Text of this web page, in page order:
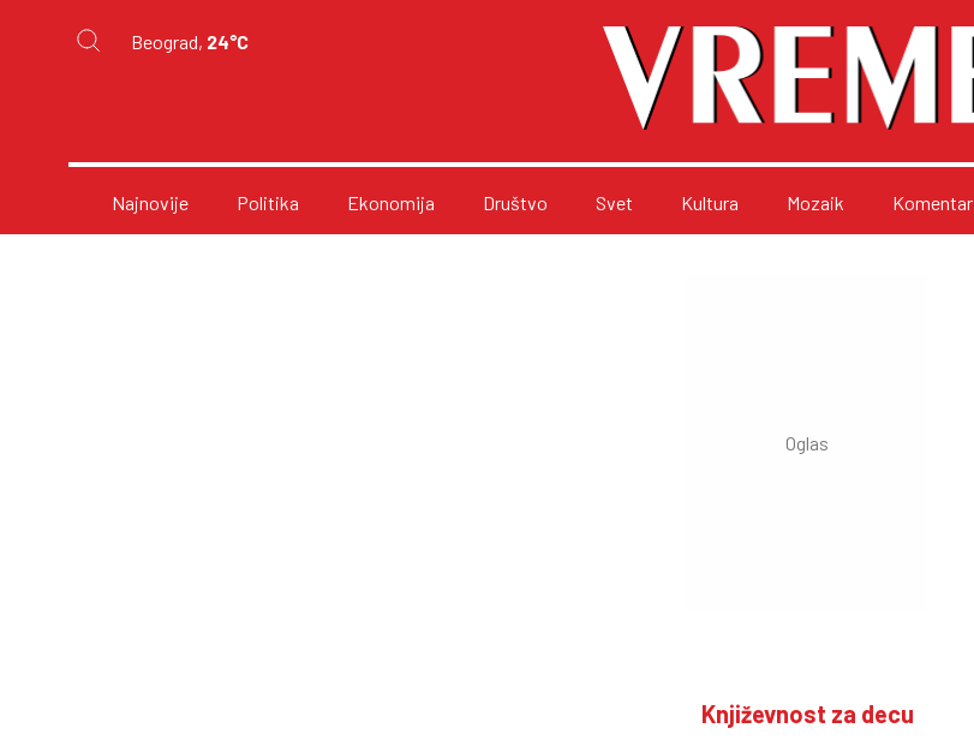
Beograd, 24°C
Najnovije Politika Ekonomija Društvo Svet Kultura Mozaik Komentar
Književnost za decu